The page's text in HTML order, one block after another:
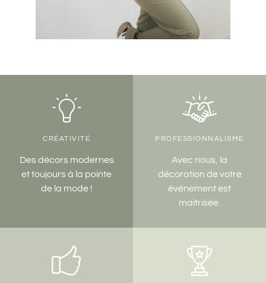
CRÉATIVITÉ
Des décors modernes
et toujours à la pointe
de la mode !
PROFESSIONNALISME
Avec nous, la
décoration de votre
événement est
maitrisée.